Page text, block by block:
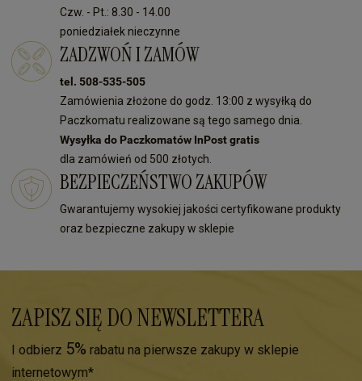
Czw. - Pt.: 8.30 - 14.00
poniedziałek nieczynne
ZADZWOŃ I ZAMÓW
tel. 508-535-505
Zamówienia złożone do godz. 13:00 z wysyłką do
Paczkomatu realizowane są tego samego dnia.
Wysyłka do Paczkomatów InPost gratis
dla zamówień od 500 złotych.
BEZPIECZEŃSTWO ZAKUPÓW
Gwarantujemy wysokiej jakości certyfikowane produkty
oraz bezpieczne zakupy w sklepie
ZAPISZ SIĘ DO NEWSLETTERA
I odbierz 5% rabatu na pierwsze zakupy w sklepie
internetowym*